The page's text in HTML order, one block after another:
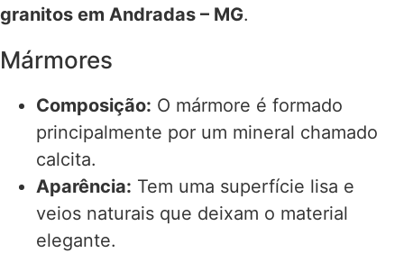
granitos em Andradas – MG.
Mármores
Composição: O mármore é formado
principalmente por um mineral chamado
calcita.
Aparência: Tem uma superfície lisa e
veios naturais que deixam o material
elegante.